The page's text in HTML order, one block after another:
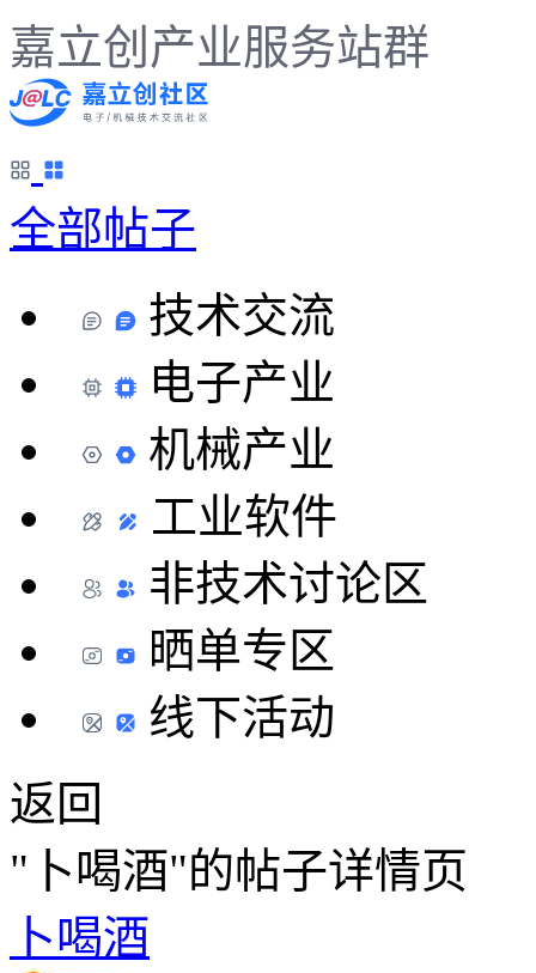
嘉立创产业服务站群
全部帖子
技术交流
电子产业
机械产业
工业软件
非技术讨论区
晒单专区
线下活动
返回
"卜喝酒"的帖子详情页
卜喝酒